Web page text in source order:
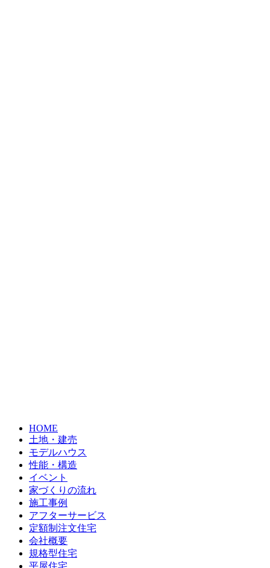
HOME
⼟地・建売
モデルハウス
性能・構造
イベント
家づくりの流れ
施⼯事例
アフターサービス
定額制注文住宅
会社概要
規格型住宅
平屋住宅